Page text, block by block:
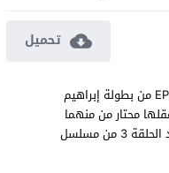
تحميل
مسلسل منزلي الحلقة 3 مترجمة مشاهدة وتحميل مسلسل “منزلي” Doğduğun Ev Kaderindir حلقة 3 كاملة EP03 من بطولة إبراهيم
محتار من منهما
تستحق التضحية والاهتمام بشكل اكبر من الاخرى فمن منهما ستكون سعيدة الحظ وتحضى بالحب المطلق ، شاهد الحلقة 3 من مسلسل